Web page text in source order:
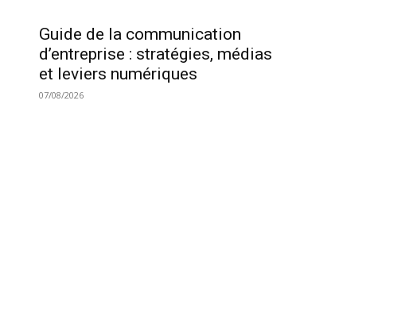
Guide de la communication
d’entreprise : stratégies, médias
et leviers numériques
07/08/2026